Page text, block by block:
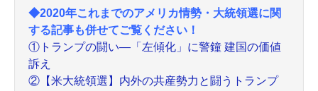
◆2020年これまでのアメリカ情勢・大統領選に関
する記事も併せてご覧ください！
①トランプの闘い―「左傾化」に警鐘 建国の価値
訴え
②【米大統領選】内外の共産勢力と闘うトランプ